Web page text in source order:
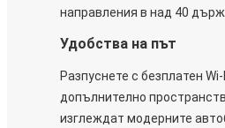
направления в над 40
Удобства на път
Разпуснете с безплатен
допълнително
изглеждат модерните